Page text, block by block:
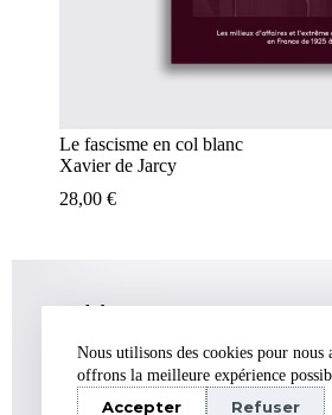
Nous utilisons des cookies pour nous
offrons la meilleure expérience
Accepter Refuser
Le fascisme en col blanc
Xavier de Jarcy
28,00 €
Adresse :
E-mail :
contact@editionscritiques.fr